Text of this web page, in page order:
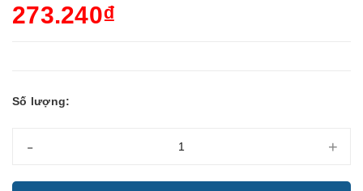
273.240₫
Số lượng:
- +